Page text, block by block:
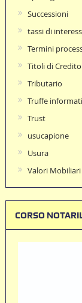
Successioni
tassi di
Termini
Titoli di Credito
Tributario
Truffe
Trust
usucapione
Usura
Valori Mobiliari
CORSO